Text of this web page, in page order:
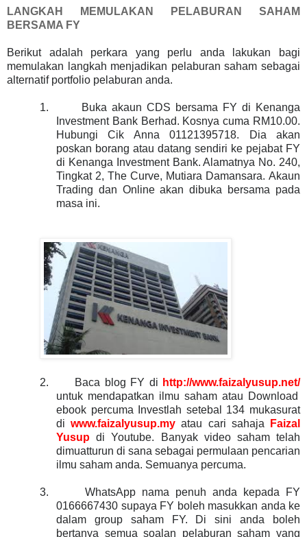
LANGKAH MEMULAKAN PELABURAN SAHAM
BERSAMA FY
Berikut adalah perkara yang perlu anda lakukan bagi
memulakan langkah menjadikan pelaburan saham sebagai
alternatif portfolio pelaburan anda.
1.
Buka akaun CDS bersama FY di Kenanga
Investment Bank Berhad. Kosnya cuma RM10.00.
Hubungi Cik Anna 01121395718. Dia akan
poskan borang atau datang sendiri ke pejabat FY
di Kenanga Investment Bank. Alamatnya No. 240,
Tingkat 2, The Curve, Mutiara Damansara. Akaun
Trading dan Online akan dibuka bersama pada
masa ini.
2. Baca blog FY di http://www.faizalyusup.net/
untuk mendapatkan ilmu saham atau Download
ebook percuma Investlah setebal 134 mukasurat
diwww.faizalyusup.my atau cari sahaja
Faizal
Yusup di Youtube. Banyak video saham telah
dimuatturun di sana sebagai permulaan pencarian
ilmu saham anda. Semuanya percuma.
3.
WhatsApp nama penuh anda kepada FY
0166667430 supaya FY boleh masukkan anda ke
dalam group saham FY. Di sini anda boleh
bertanya semua soalan pelaburan saham yang